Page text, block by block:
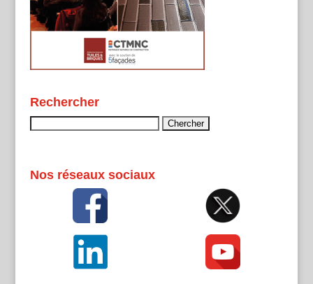
Rechercher
Nos réseaux sociaux